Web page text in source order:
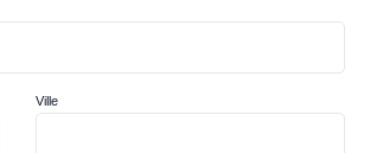
Ville